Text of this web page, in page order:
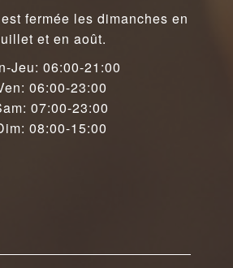
fermée les dimanches en
et en août.
Jeu: 06:00-21:00
06:00-23:00
07:00-23:00
08:00-15:00